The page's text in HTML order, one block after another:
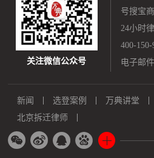
关注微信公众号
号搜宝
24小时
400-150-
电子邮
新闻 选登案例 万典讲堂
北京拆迁律师